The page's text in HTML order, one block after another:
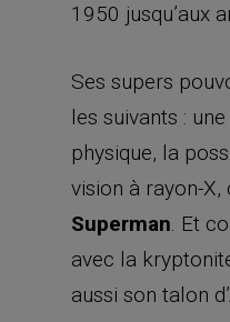
1950 jusqu’aux
Ses supers
les suivants :
physique, la
vision à rayon-
Superman . Et
avec la
aussi son talon